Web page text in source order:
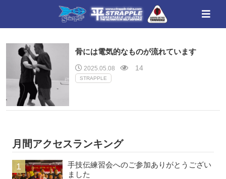
骨には電気的なものが流れています
2025.05.08 14
STRAPPLE
月間アクセスランキング
手技伝練習会へのご参加ありがとうござい
ました